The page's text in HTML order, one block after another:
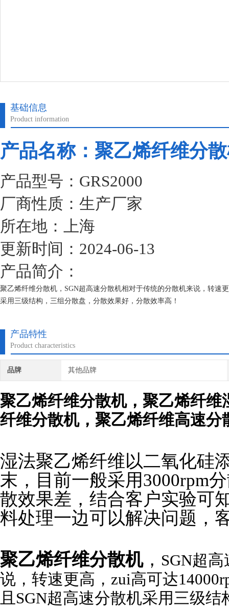
基础信息
Product information
产品名称：聚乙烯纤维分
产品型号：GRS2000
厂商性质：生产厂家
所在地：上海
更新时间：2024-06-13
产品简介：
聚乙烯纤维分散机，SGN超高速分散机相对于传统的分散机来说，转速
采用三级结构，三组分散盘，分散效果好，分散效率高！
产品特性
Product characteristics
品牌 其他品牌
聚乙烯纤维分散机，聚乙烯纤维
纤维分散机，聚乙烯纤维高速分
湿法聚乙烯纤维以二氧化硅
末，目前一般采用3000rpm
散效果差，结合客户实验可
料处理一边可以解决问题，
聚乙烯纤维分散机， SGN超
说，转速更高，zui高可达
且SGN超高速分散机采用三级